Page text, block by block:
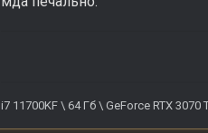
i7 11700KF \ 64 Гб \ GeForce RTX